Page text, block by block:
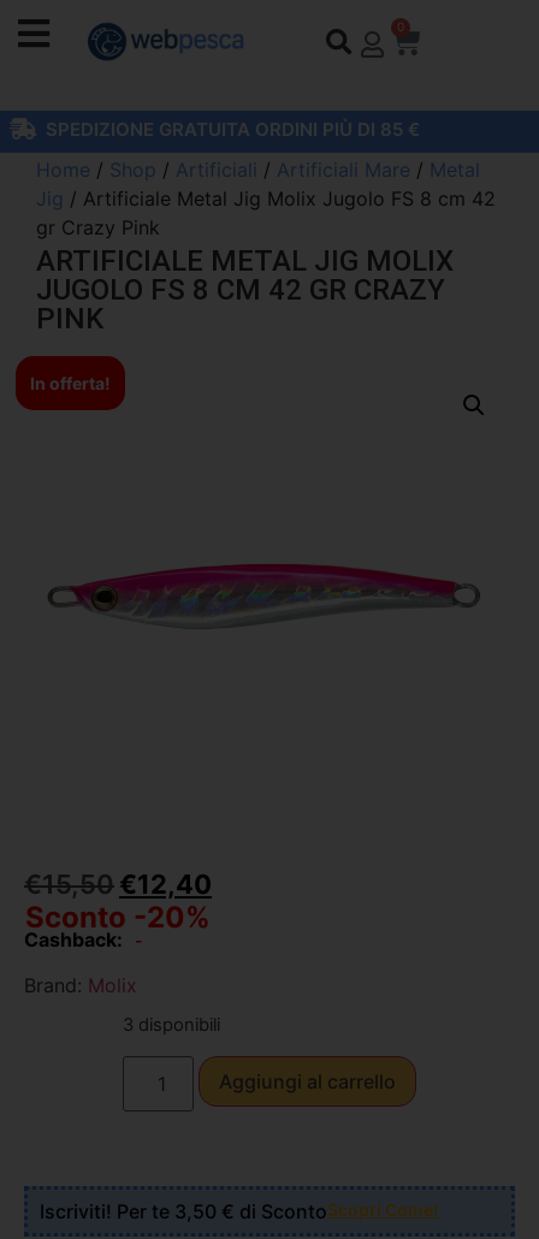
0
SPEDIZIONE GRATUITA ORDINI PIÙ DI 85 €
Home / Shop / Artificiali / Artificiali Mare / Metal
Jig / Artificiale Metal Jig Molix Jugolo FS 8 cm 42
gr Crazy Pink
ARTIFICIALE METAL JIG MOLIX
JUGOLO FS 8 CM 42 GR CRAZY
PINK
In offerta!
€15,50€12,40
Sconto -20%
Cashback: -
Brand: Molix
3 disponibili
Aggiungi al carrello
Iscriviti! Per te 3,50 € di ScontoScopri Come!